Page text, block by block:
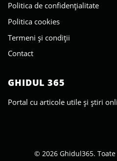
Politica de confidențialitate
Politica cookies
Termeni și condiții
Contact
GHIDUL 365
Portal cu articole utile și știri
© 2026 Ghidul365.